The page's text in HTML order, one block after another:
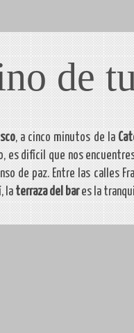
de
, a cinco minutos de la
es difícil que nos
de paz. Entre las calles
la terraza del bares la